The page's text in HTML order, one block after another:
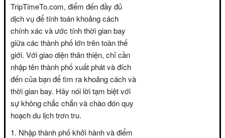
TripTimeTo.com, điểm đến đầy đủ
dịch vụ để tính toán khoảng cách
chính xác và ước tính thời gian bay
giữa các thành phố lớn trên toàn thế
giới. Với giao diện thân thiện, chỉ cần
nhập tên thành phố xuất phát và đích
đến của bạn để tìm ra khoảng cách và
thời gian bay. Hãy nói lời tạm biệt với
sự không chắc chắn và chào đón quy
hoạch du lịch trơn tru.
Nhập thành phố khởi hành và điểm